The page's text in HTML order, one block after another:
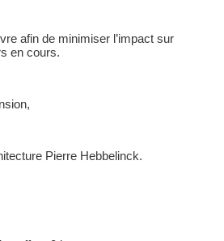
afin de minimiser l’impact sur
en cours.
Pierre Hebbelinck.